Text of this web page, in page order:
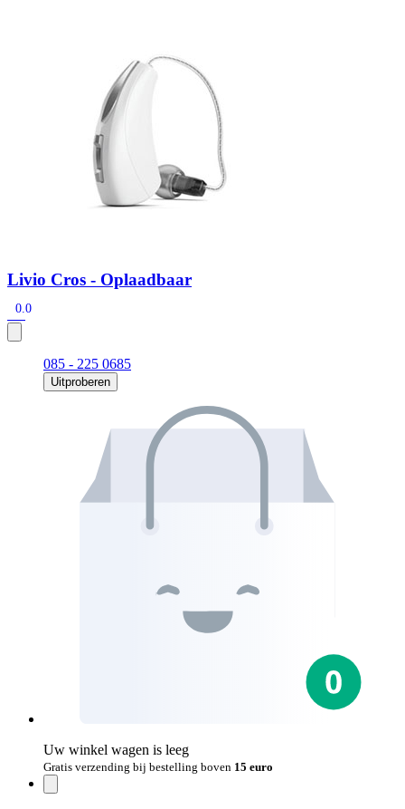
Signia hoortoestellen Signia Pure BCT IX
Audio Service R LI 7
Hoortoestelbatterijen
Filters
Onderhoudsartikelen
Signia Active Mini IX - Oplaadbaar
De Signia Active Mini IX is het nieuwste hoortoestel van Signia.
Livio Cros - Oplaadbaar
0.0
085 - 225 0685
Uitproberen
Uw winkel wagen is leeg
Gratis verzending bij bestelling boven 15 euro